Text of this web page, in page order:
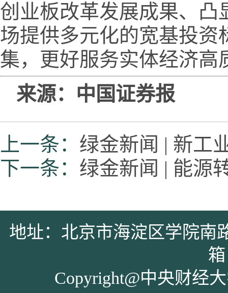
创业板改革发展成果、凸
场提供多元化的宽基投资
集，更好服务实体经济高
来源：中国证券报
上一条： 绿金新闻 | 新工
下一条： 绿金新闻 | 能源
地址：北京市海淀区学院南
Copyright@中央财经